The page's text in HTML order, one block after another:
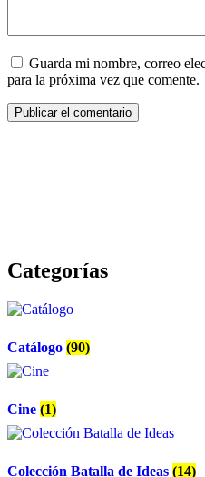
Guarda mi nombre, correo
para la próxima vez que comente.
Categorías
Catálogo (90)
Cine (1)
Colección Batalla de Ideas (14)